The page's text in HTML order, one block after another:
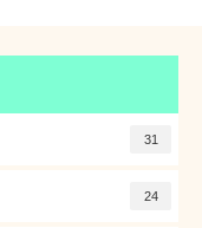
31
24